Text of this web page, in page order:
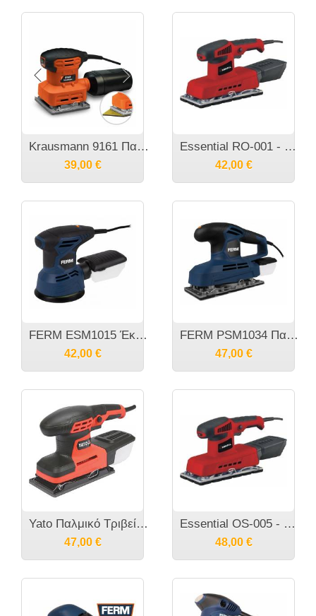
Krausmann 9161 Παλμικό τριβείο παλάμης με εξτρά τρίγωνη βάση 220 Watt
39,00 €
Essential RO-001 - Τριβείο έκκεντρο 380W
42,00 €
FERM ESM1015 Έκκεντρο Παλμοπεριστροφικό τριβείο 300Watt 220V
42,00 €
FERM PSM1034 Παλμικό τριβείο 240Watt 1/3 φύλλου Γυαλόχαρτου
47,00 €
Yato Παλμικό Τριβείο 260W με Σύστημα Αναρρόφησης YT-82230 20182230
47,00 €
Essential OS-005 - Τριβείο παλμικό 320W
48,00 €